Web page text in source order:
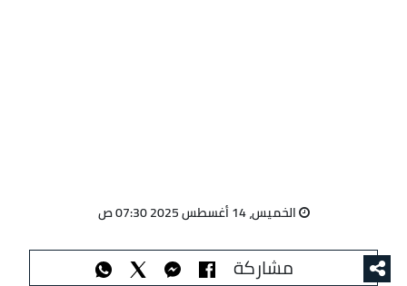
الخميس، 14 أغسطس 2025 07:30 ص
مشاركة